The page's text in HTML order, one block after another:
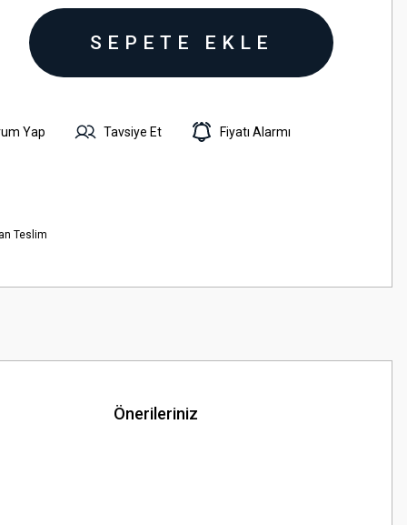
SEPETE EKLE
Yap Tavsiye Et Fiyatı Alarmı
Teslim
Önerileriniz